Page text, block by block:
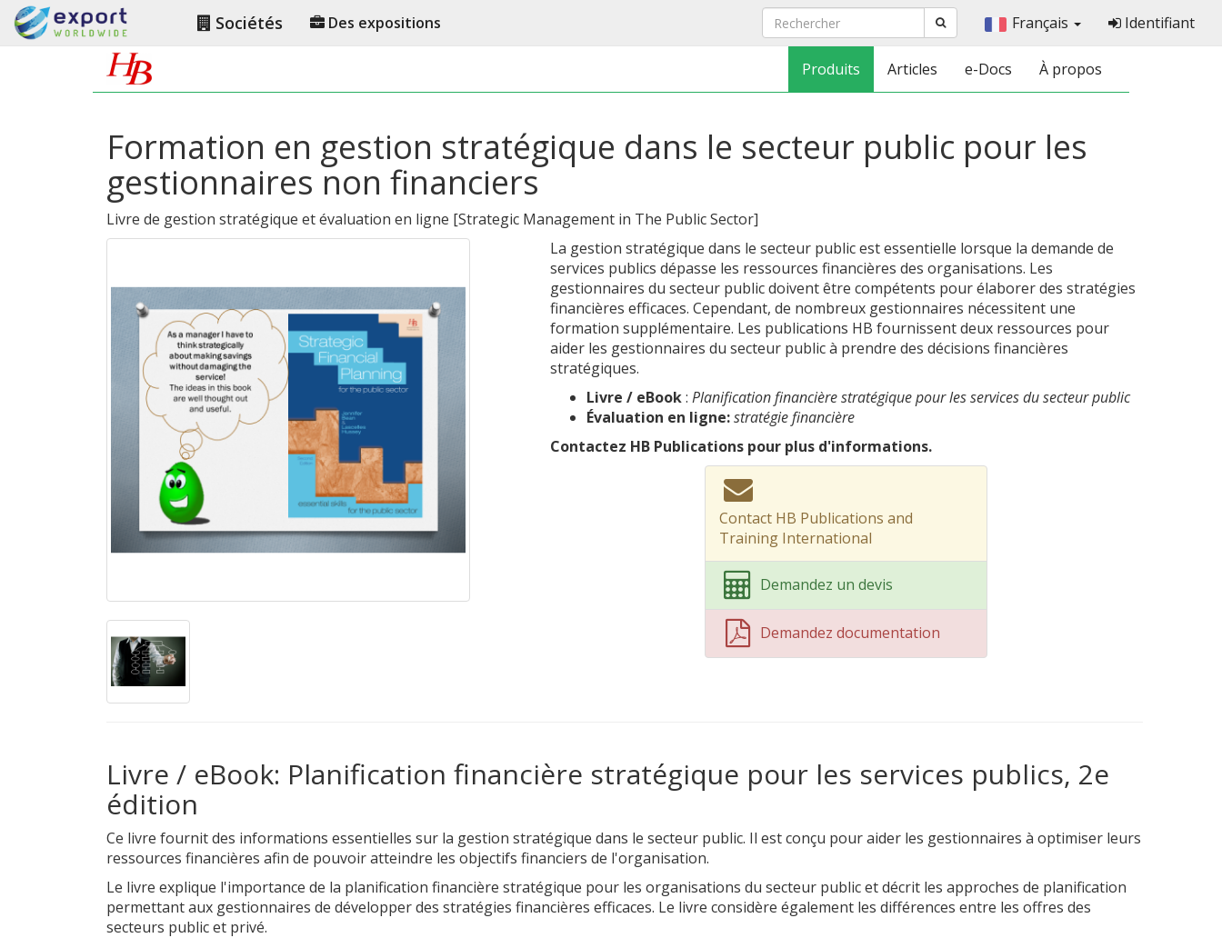
Sociétés Des expositions Français Identifiant
Produits Articles e-Docs À propos
Formation en gestion stratégique dans le secteur public pour les
gestionnaires non financiers
Livre de gestion stratégique et évaluation en ligne [Strategic Management in The Public Sector]
La gestion stratégique dans le secteur public est essentielle lorsque la demande de
services publics dépasse les ressources financières des organisations. Les
gestionnaires du secteur public doivent être compétents pour élaborer des stratégies
financières efficaces. Cependant, de nombreux gestionnaires nécessitent une
formation supplémentaire. Les publications HB fournissent deux ressources pour
aider les gestionnaires du secteur public à prendre des décisions financières
stratégiques.
Livre / eBook: Planification financière stratégique pour les services du secteur public
Évaluation en ligne: stratégie financière
Contactez HB Publications pour plus d'informations.
Contact HB Publications and
Training International
Demandez un devis
Demandez documentation
Livre / eBook: Planification financière stratégique pour les services publics, 2e
édition
Ce livre fournit des informations essentielles sur la gestion stratégique dans le secteur public. Il est conçu pour aider les gestionnaires à optimiser leurs
ressources financières afin de pouvoir atteindre les objectifs financiers de l'organisation.
Le livre explique l'importance de la planification financière stratégique pour les organisations du secteur public et décrit les approches de planification
permettant aux gestionnaires de développer des stratégies financières efficaces. Le livre considère également les différences entre les offres des
secteurs public et privé.